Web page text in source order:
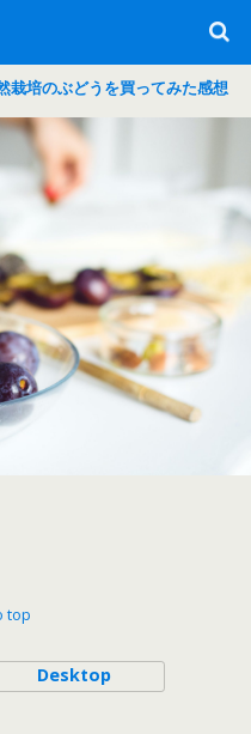
培のぶどうを買ってみた感想
top
Desktop